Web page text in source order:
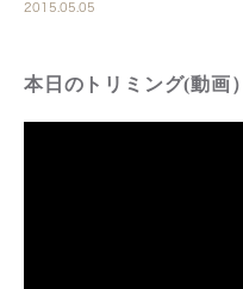
2015.05.05
本日のトリミング(動画）